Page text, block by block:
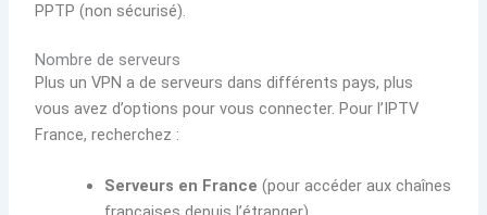
PPTP (non sécurisé).
Nombre de serveurs
Plus un VPN a de serveurs dans différents pays, plus
vous avez d’options pour vous connecter. Pour l’IPTV
France, recherchez :
Serveurs en France (pour accéder aux chaînes